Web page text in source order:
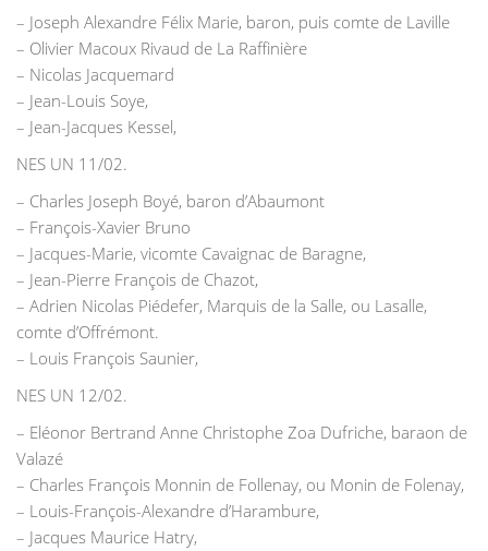
– Joseph Alexandre Félix Marie, baron, puis comte de Laville
– Olivier Macoux Rivaud de La Raffinière
– Nicolas Jacquemard
– Jean-Louis Soye,
– Jean-Jacques Kessel,
NES UN 11/02.
– Charles Joseph Boyé, baron d’Abaumont
– François-Xavier Bruno
– Jacques-Marie, vicomte Cavaignac de Baragne,
– Jean-Pierre François de Chazot,
– Adrien Nicolas Piédefer, Marquis de la Salle, ou Lasalle,
comte d’Offrémont.
– Louis François Saunier,
NES UN 12/02.
– Eléonor Bertrand Anne Christophe Zoa Dufriche, baraon de
Valazé
– Charles François Monnin de Follenay, ou Monin de Folenay,
– Louis-François-Alexandre d’Harambure,
– Jacques Maurice Hatry,